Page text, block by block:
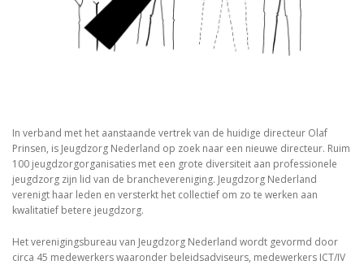
In verband met het aanstaande vertrek van de huidige directeur Olaf
Prinsen, is Jeugdzorg Nederland op zoek naar een nieuwe directeur. Ruim
100 jeugdzorgorganisaties met een grote diversiteit aan professionele
jeugdzorg zijn lid van de branchevereniging. Jeugdzorg Nederland
verenigt haar leden en versterkt het collectief om zo te werken aan
kwalitatief betere jeugdzorg.
Het verenigingsbureau van Jeugdzorg Nederland wordt gevormd door
circa 45 medewerkers waaronder beleidsadviseurs, medewerkers ICT/IV